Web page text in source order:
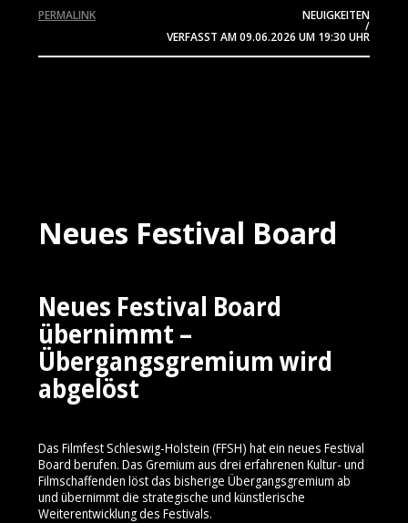
NEUIGKEITEN
/
VERFASST AM09.06.2026 UM 19:30 UHR
PERMALINK
Neues Festival Board
Neues Festival Board
übernimmt –
Übergangsgremium wird
abgelöst
Das Filmfest Schleswig-Holstein (FFSH) hat ein neues Festival
Board berufen. Das Gremium aus drei erfahrenen Kultur- und
Filmschaffenden löst das bisherige Übergangsgremium ab
und übernimmt die strategische und künstlerische
Weiterentwicklung des Festivals.